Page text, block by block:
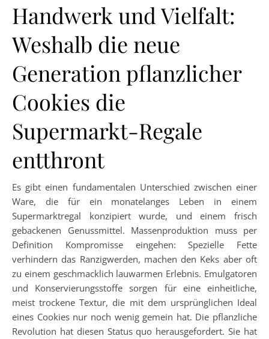
Handwerk und Vielfalt:
Weshalb die neue
Generation pflanzlicher
Cookies die
Supermarkt-Regale
entthront
Es gibt einen fundamentalen Unterschied zwischen einer
Ware, die für ein monatelanges Leben in einem
Supermarktregal konzipiert wurde, und einem frisch
gebackenen Genussmittel. Massenproduktion muss per
Definition Kompromisse eingehen: Spezielle Fette
verhindern das Ranzigwerden, machen den Keks aber oft
zu einem geschmacklich lauwarmen Erlebnis. Emulgatoren
und Konservierungsstoffe sorgen für eine einheitliche,
meist trockene Textur, die mit dem ursprünglichen Ideal
eines Cookies nur noch wenig gemein hat. Die pflanzliche
Revolution hat diesen Status quo herausgefordert. Sie hat